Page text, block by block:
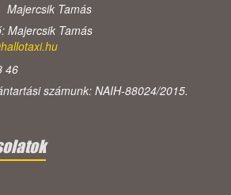
Tamás
Majercsik Tamás
46
számunk: NAIH-88024/2015.